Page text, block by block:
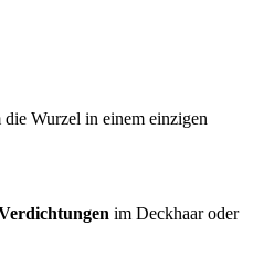
Wurzel in einem einzigen
im Deckhaar oder